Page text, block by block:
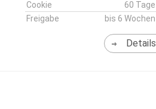
Cookie
60 Tage
Freigabe
bis 6 Wochen
Details